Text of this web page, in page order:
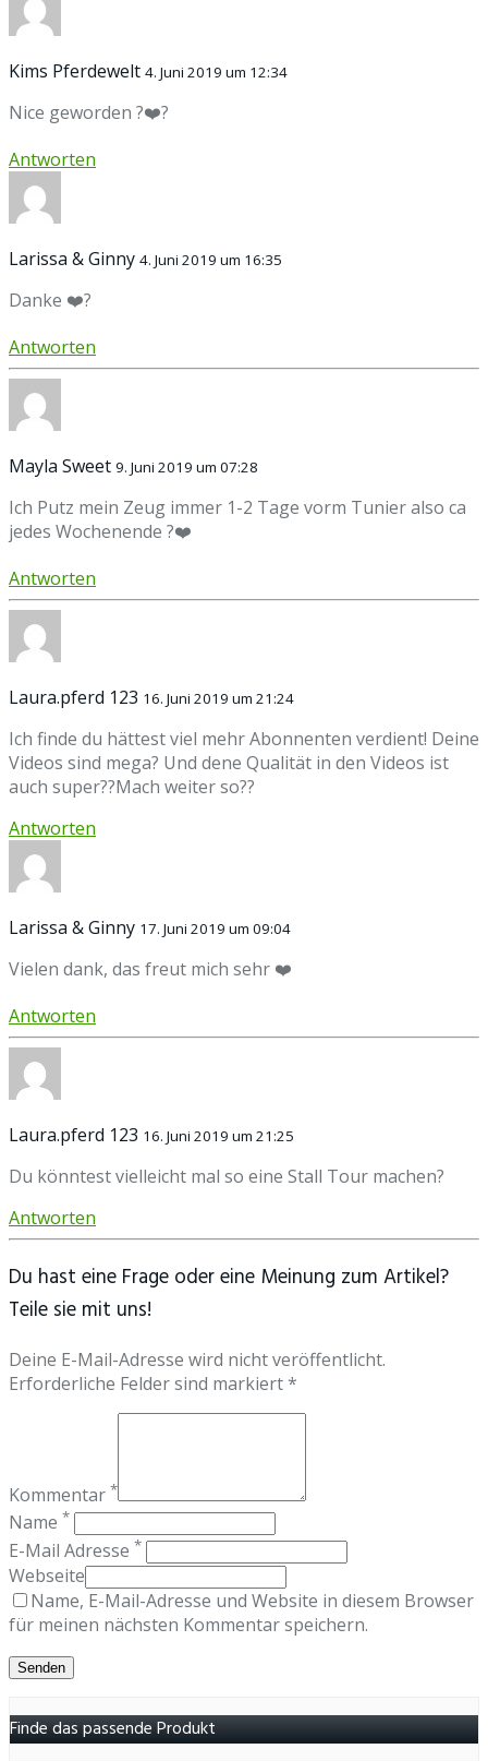
Kims Pferdewelt 4. Juni 2019 um 12:34
Nice geworden ?❤️?
Antworten
Larissa & Ginny 4. Juni 2019 um 16:35
Danke ❤️?
Antworten
Mayla Sweet 9. Juni 2019 um 07:28
Ich Putz mein Zeug immer 1-2 Tage vorm Tunier also ca
jedes Wochenende ?❤️
Antworten
Laura.pferd 123 16. Juni 2019 um 21:24
Ich finde du hättest viel mehr Abonnenten verdient! Deine
Videos sind mega? Und dene Qualität in den Videos ist
auch super??Mach weiter so??
Antworten
Larissa & Ginny 17. Juni 2019 um 09:04
Vielen dank, das freut mich sehr ❤️
Antworten
Laura.pferd 123 16. Juni 2019 um 21:25
Du könntest vielleicht mal so eine Stall Tour machen?
Antworten
Du hast eine Frage oder eine Meinung zum Artikel?
Teile sie mit uns!
Deine E-Mail-Adresse wird nicht veröffentlicht.
Erforderliche Felder sind markiert *
Kommentar *
Name *
E-Mail Adresse *
Webseite
Name, E-Mail-Adresse und Website in diesem Browser
für meinen nächsten Kommentar speichern.
Finde das passende Produkt